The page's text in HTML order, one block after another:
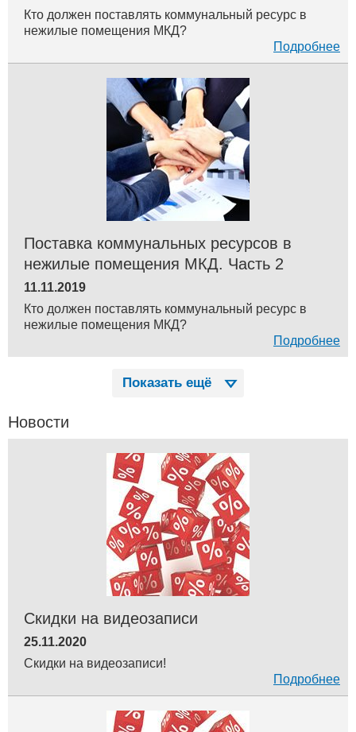
Кто должен поставлять коммунальный ресурс в
нежилые помещения МКД?
Подробнее
Поставка коммунальных ресурсов в
нежилые помещения МКД. Часть 2
11.11.2019
Кто должен поставлять коммунальный ресурс в
нежилые помещения МКД?
Подробнее
Показать ещё
Новости
Скидки на видеозаписи
25.11.2020
Скидки на видеозаписи!
Подробнее